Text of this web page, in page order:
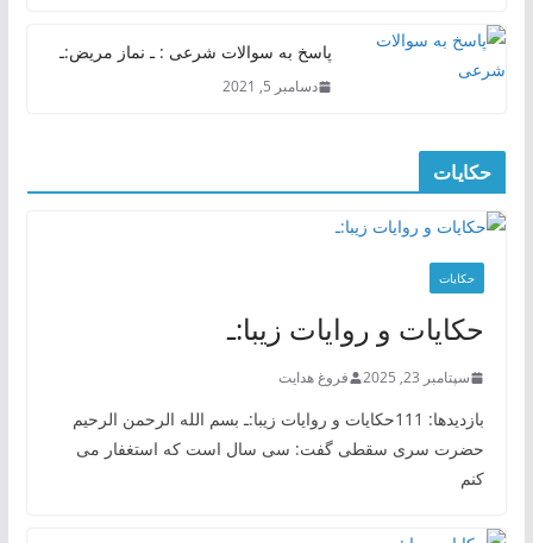
پاسخ به سوالات شرعی : ـ نماز مریض:ـ
دسامبر 5, 2021
حکایات
حکایات
حکایات و روایات زیبا:ـ
سپتامبر 23, 2025 فروغ هدایت
بازدیدها: 111حکایات و روایات زیبا:ـ بسم الله الرحمن الرحیم
حضرت سری سقطی گفت: سی سال است که استغفار می
کنم